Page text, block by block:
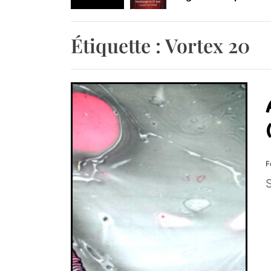
Retrouvez-nous au
Étiquette :Vortex 20